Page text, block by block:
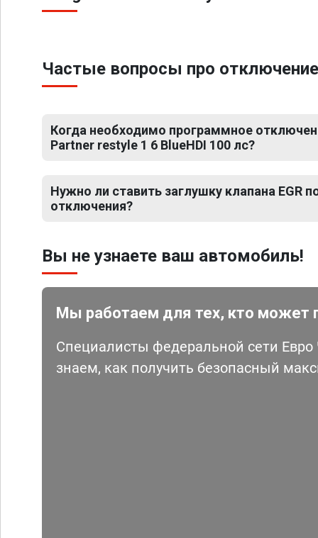
Частые вопросы про
Когда необходимо программное
Partner restyle 1 6 BlueHDI 100 лс?
Нужно ли ставить заглушку клапана EGR
отключения?
Вы не узнаете ваш автомобиль!
Мы работаем для тех, кто может
Специалисты федеральной сети
знаем, как получить безопасный